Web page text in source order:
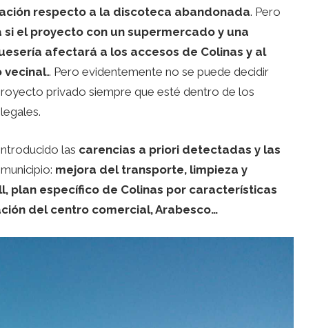
respecto a la discoteca abandonada. Pero
si el proyecto con un supermercado y una
afectará a los accesos de Colinas y al
vecinal… Pero evidentemente no se puede decidir
privado siempre que esté dentro de los
las carencias a priori detectadas y las
mejora del transporte, limpieza y
plan específico de Colinas por características
del centro comercial, Arabesco…